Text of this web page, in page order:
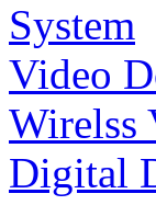
System
Video
Wirelss
Digital